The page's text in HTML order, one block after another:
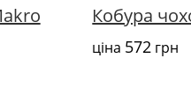
Кобура
ціна 572 грн